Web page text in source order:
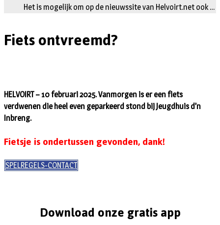
Het is mogelijk om op de nieuwssite van Helvoirt.net ook …
Fiets ontvreemd?
HELVOIRT – 10 februari 2025. Vanmorgen is er een fiets
verdwenen die heel even geparkeerd stond bij Jeugdhuis d’n
Inbreng.
Fietsje is ondertussen gevonden, dank!
SPELREGELS-CONTACT
Download onze gratis app